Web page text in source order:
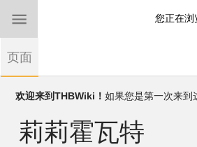
欢迎来到THBWiki！ 如果您是第一次来到
THBWiki以专业性和准确性为目标，如
漏，可在登录后直接
莉莉霍瓦特
您正在浏
页面
首页
东方Project
东方同人规约